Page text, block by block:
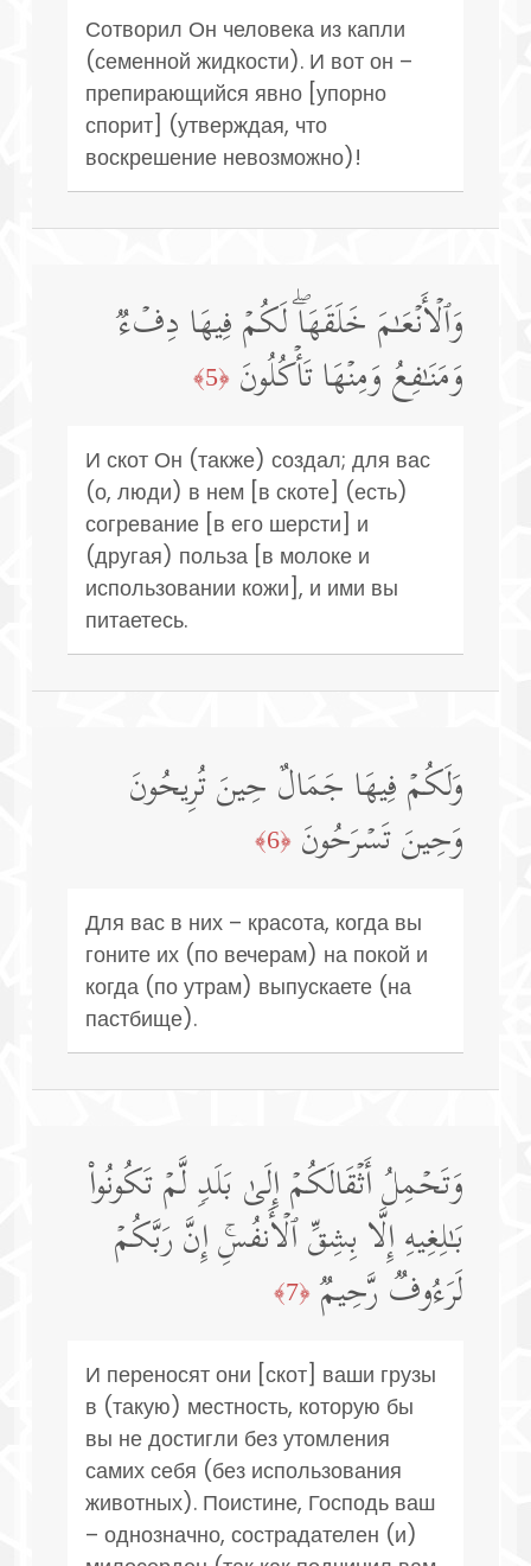
Сотворил Он человека из капли
(семенной жидкости). И вот он –
препирающийся явно [упорно
спорит] (утверждая, что
воскрешение невозможно)!
وَٱلۡأَنۡعَـٰمَ خَلَقَهَاۖ لَكُمۡ فِیهَا دِفۡءࣱ
وَمَنَـٰفِعُ وَمِنۡهَا تَأۡكُلُونَ ﴿5﴾
И скот Он (также) создал; для вас
(о, люди) в нем [в скоте] (есть)
согревание [в его шерсти] и
(другая) польза [в молоке и
использовании кожи], и ими вы
питаетесь.
وَلَكُمۡ فِیهَا جَمَالٌ حِینَ تُرِیحُونَ
وَحِینَ تَسۡرَحُونَ ﴿6﴾
Для вас в них – красота, когда вы
гоните их (по вечерам) на покой и
когда (по утрам) выпускаете (на
пастбище).
وَتَحۡمِلُ أَثۡقَالَكُمۡ إِلَىٰ بَلَدࣲ لَّمۡ تَكُونُوا۟
بَـٰلِغِیهِ إِلَّا بِشِقِّ ٱلۡأَنفُسِۚ إِنَّ رَبَّكُمۡ
لَرَءُوفࣱ رَّحِیمࣱ ﴿7﴾
И переносят они [скот] ваши грузы
в (такую) местность, которую бы
вы не достигли без утомления
самих себя (без использования
животных). Поистине, Господь ваш
– однозначно, сострадателен (и)